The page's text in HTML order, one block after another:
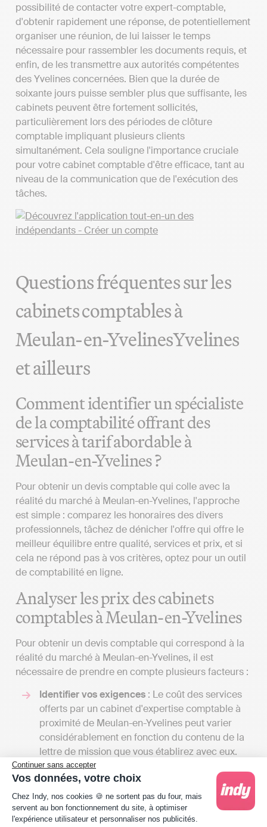
Continuer sans accepter
Vos données, votre choix
Plateforme de Gestion du Consentement :
Chez Indy, nos cookies 🍪 ne sortent pas du four, mais
servent au bon fonctionnement du site, à optimiser
l'expérience utilisateur et personnaliser nos publicités.
possibilité de contacter votre expert-comptable,
d'obtenir rapidement une réponse, de potentiellement
organiser une réunion, de lui laisser le temps
nécessaire pour rassembler les documents requis, et
enfin, de les transmettre aux autorités compétentes
des Yvelines concernées. Bien que la durée de
soixante jours puisse sembler plus que suffisante, les
cabinets peuvent être fortement sollicités,
particulièrement lors des périodes de clôture
comptable impliquant plusieurs clients
simultanément. Cela souligne l'importance cruciale
pour votre cabinet comptable d'être efficace, tant au
niveau de la communication que de l'exécution des
tâches.
Questions fréquentes sur les
cabinets comptables à
Meulan-en-YvelinesYvelines
et ailleurs
Comment identifier un spécialiste
de la comptabilité offrant des
services à tarif abordable à
Meulan-en-Yvelines ?
Pour obtenir un devis comptable qui colle avec la
réalité du marché à Meulan-en-Yvelines, l'approche
est simple : comparez les honoraires des divers
professionnels, tâchez de dénicher l'offre qui offre le
meilleur équilibre entre qualité, services et prix, et si
cela ne répond pas à vos critères, optez pour un outil
de comptabilité en ligne.
Analyser les prix des cabinets
comptables à Meulan-en-Yvelines
Pour obtenir un devis comptable qui correspond à la
réalité du marché à Meulan-en-Yvelines, il est
nécessaire de prendre en compte plusieurs facteurs :
Identifier vos exigences : Le coût des services
offerts par un cabinet d'expertise comptable à
proximité de Meulan-en-Yvelines peut varier
considérablement en fonction du contenu de la
lettre de mission que vous établirez avec eux.
L'éventail des services qu'un expert-comptable
peut offrir est large, et le coût sera fonction du
volume de tâches qu'il assumera pour vous. En
dialoguant avec plusieurs spécialistes, vous
aurez l'occasion de recevoir différents devis et